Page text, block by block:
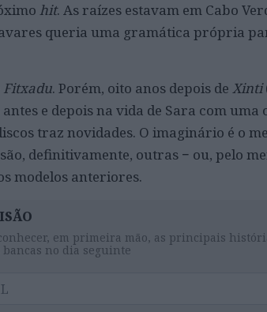
hit. As raízes estavam em Cabo
queria uma gramática própria
Fitxadu. Porém, oito anos depois de Xinti
e depois na vida de Sara com uma
traz novidades. O imaginário é o
definitivamente, outras − ou, pelo
modelos anteriores.
em primeira mão, as principais
bancas no dia seguinte